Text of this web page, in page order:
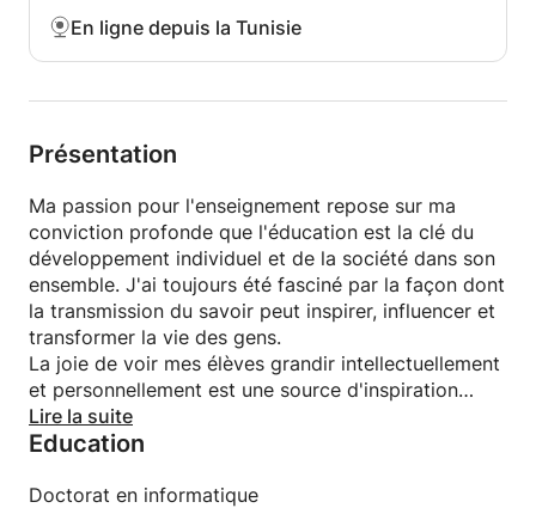
En ligne depuis la Tunisie
Présentation
Ma passion pour l'enseignement repose sur ma
conviction profonde que l'éducation est la clé du
développement individuel et de la société dans son
ensemble. J'ai toujours été fasciné par la façon dont
la transmission du savoir peut inspirer, influencer et
transformer la vie des gens.
La joie de voir mes élèves grandir intellectuellement
et personnellement est une source d'inspiration
constante.
Lire la suite
Education
Doctorat en informatique